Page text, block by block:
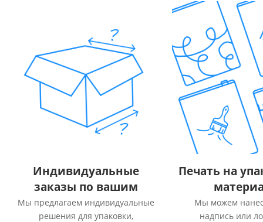
Индивидуальные
заказы по вашим
размерам
Мы предлагаем индивидуальные
решения для упаковки,
Печать на
Мы можем
надпись или